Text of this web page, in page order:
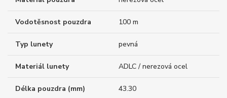
Vodotěsnost pouzdra 100 m
Typ lunety pevná
Materiál lunety ADLC / nerezová ocel
Délka pouzdra (mm) 43.30